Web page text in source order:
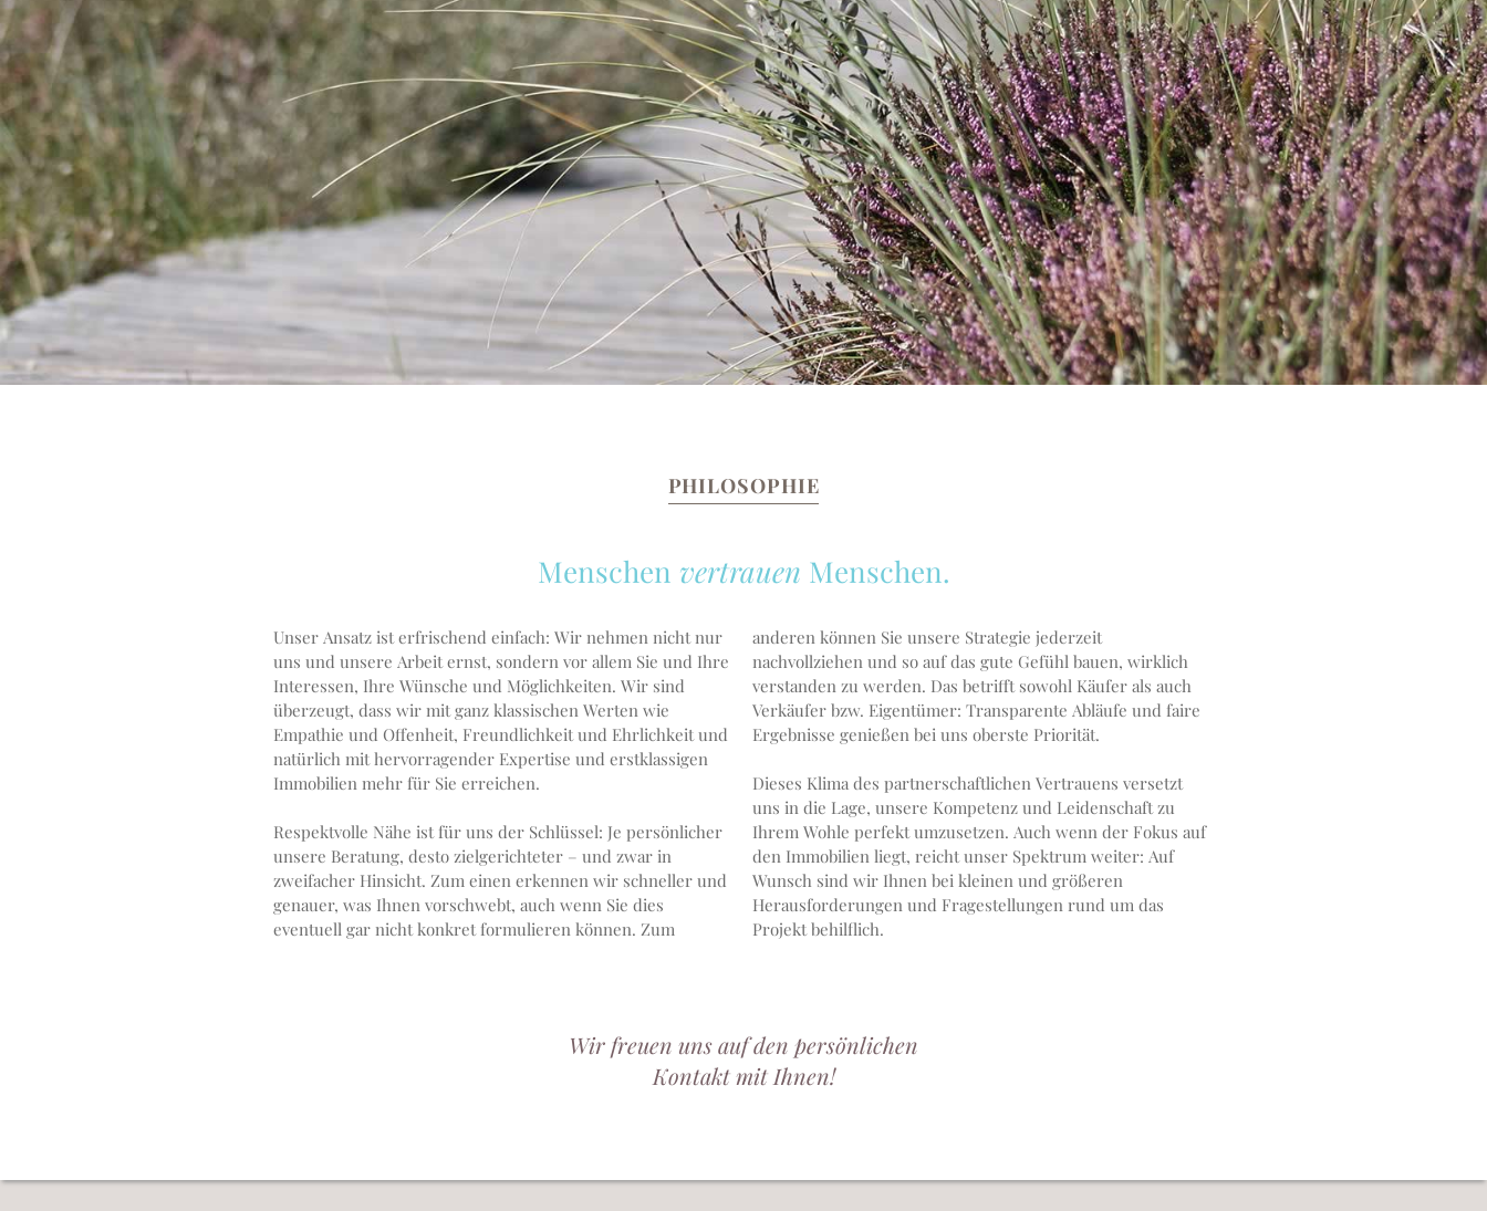
PHILOSOPHIE
Menschen vertrauen Menschen.
Unser Ansatz ist erfrischend einfach: Wir nehmen nicht nur
uns und unsere Arbeit ernst, sondern vor allem Sie und Ihre
Interessen, Ihre Wünsche und Möglichkeiten. Wir sind
überzeugt, dass wir mit ganz klassischen Werten wie
Empathie und Offenheit, Freundlichkeit und Ehrlichkeit und
natürlich mit hervorragender Expertise und erstklassigen
Immobilien mehr für Sie erreichen.
Respektvolle Nähe ist für uns der Schlüssel: Je persönlicher
unsere Beratung, desto zielgerichteter – und zwar in
zweifacher Hinsicht. Zum einen erkennen wir schneller und
genauer, was Ihnen vorschwebt, auch wenn Sie dies
eventuell gar nicht konkret formulieren können. Zum
anderen können Sie unsere Strategie jederzeit
nachvollziehen und so auf das gute Gefühl bauen, wirklich
verstanden zu werden. Das betrifft sowohl Käufer als auch
Verkäufer bzw. Eigentümer: Transparente Abläufe und faire
Ergebnisse genießen bei uns oberste Priorität.
Dieses Klima des partnerschaftlichen Vertrauens versetzt
uns in die Lage, unsere Kompetenz und Leidenschaft zu
Ihrem Wohle perfekt umzusetzen. Auch wenn der Fokus auf
den Immobilien liegt, reicht unser Spektrum weiter: Auf
Wunsch sind wir Ihnen bei kleinen und größeren
Herausforderungen und Fragestellungen rund um das
Projekt behilflich.
Wir freuen uns auf den persönlichen
Kontakt mit Ihnen!